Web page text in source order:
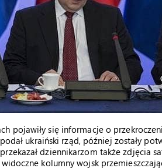
pojawiły się informacje o
ukraiński rząd, później zostały
dziennikarzom także zdjęcia
kolumny wojsk